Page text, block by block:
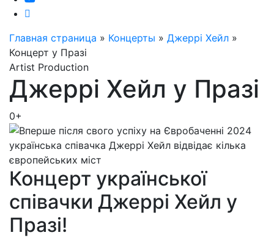
Главная страница » Концерты » Джеррі Хейл »
Концерт у Празі
Artist Production
Джеррі Хейл у Празі
0+
Концерт української
співачки Джеррі Хейл у
Празі!